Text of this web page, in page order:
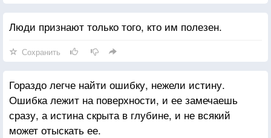
Люди признают только того, кто им полезен.
Сохранить
Гораздо легче найти ошибку, нежели истину.
Ошибка лежит на поверхности, и ее замечаешь
сразу, а истина скрыта в глубине, и не всякий
может отыскать ее.